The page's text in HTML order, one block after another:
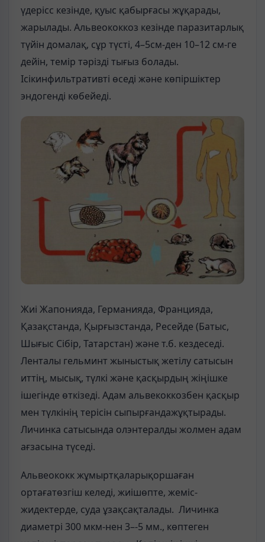
үдерісс кезінде, қуыс қабырғасы жұқарады,
жарылады. Альвеококкоз кезінде паразитарлық
түйін домалақ, сұр түсті, 4–5см-ден 10–12 см-ге
дейін, темір тәрізді тығыз болады.
Ісікинфильтративті өседі және көпіршіктер
эндогенді көбейеді.
Жиі Жапонияда, Германияда, Францияда,
Қазақстанда, Қырғызстанда, Ресейде (Батыс,
Шығыс Сібір, Татарстан) және т.б. кездеседі.
Ленталы гельминт жыныстық жетілу сатысын
иттің, мысық, түлкі және қасқырдың жіңішке
ішегінде өткізеді. Адам альвекоккозбен қасқыр
мен түлкінің терісін сыпырғандажұқтырады.
Личинка сатысында олэнтералды жолмен адам
ағзасына түседі.
Альвеококк жұмыртқаларықоршаған
ортағатөзгіш келеді, жиішөпте, жеміс-
жидектерде, суда ұзақсақталады. Личинка
диаметрі 300 мкм-нен 3–-5 мм., көптеген